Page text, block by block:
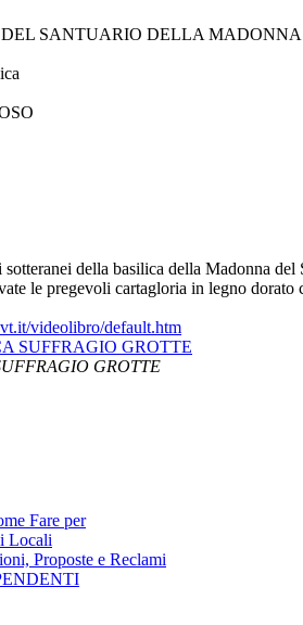
SANTUARIO DELLA MADONNA
sotteranei della basilica della Madonna
le pregevoli cartagloria in legno
videolibro/default.htm
GROTTE
Fare per
Locali
Proposte e Reclami